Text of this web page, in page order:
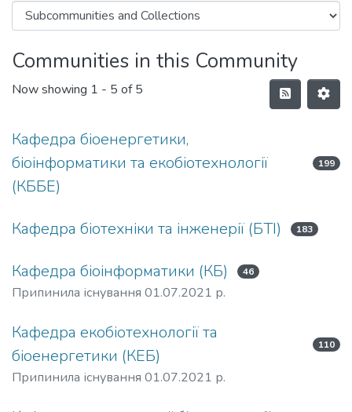
Communities in this Community
Now showing 1 - 5 of 5
Кафедра біоенергетики,
біоінформатики та екобіотехнології
(КББЕ)
199
Кафедра біотехніки та інженерії (БТІ) 183
Кафедра біоінформатики (КБ) 46
Припинила існування 01.07.2021 р.
Кафедра екобіотехнології та
біоенергетики (КЕБ)
110
Припинила існування 01.07.2021 р.